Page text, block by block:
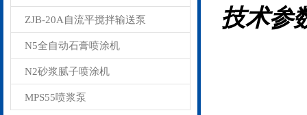
ZJB-20A自流平搅拌输送泵
N5全自动石膏喷涂机
N2砂浆腻子喷涂机
MPS55喷浆泵
技术参